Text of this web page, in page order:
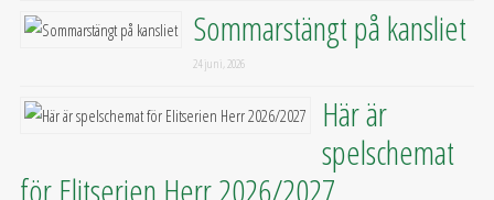
Sommarstängt på kansliet
24 juni, 2026
Här är
spelschemat
för Elitserien Herr 2026/2027